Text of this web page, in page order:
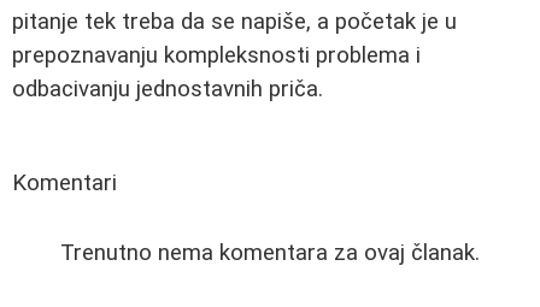
pitanje tek treba da se napiše, a početak je u
prepoznavanju kompleksnosti problema i
odbacivanju jednostavnih priča.
Komentari
Trenutno nema komentara za ovaj članak.